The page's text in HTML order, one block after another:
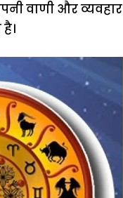
वाणी और व्यवहार